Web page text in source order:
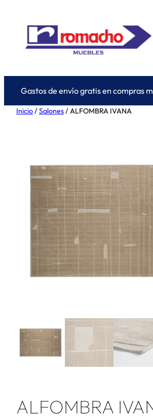
contenido
Gastos de envío gratis en compras
Inicio/Salones/ ALFOMBRA IVANA
ALFOMBRA